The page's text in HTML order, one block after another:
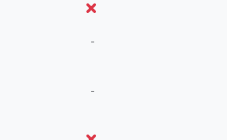
-
-